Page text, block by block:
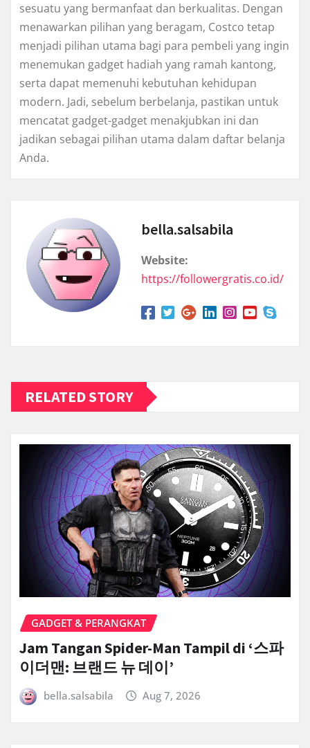
sesuatu yang bermanfaat dan berkualitas. Dengan
menawarkan pilihan yang beragam, Costco tetap
menjadi pilihan utama bagi para pembeli yang ingin
menemukan gadget hadiah yang ramah kantong,
serta dapat memenuhi kebutuhan kehidupan
modern. Jadi, sebelum berbelanja, pastikan untuk
mencatat gadget-gadget menakjubkan ini dan
jadikan sebagai pilihan utama dalam daftar belanja
Anda.
bella.salsabila
Website:
https://followergratis.co.id/
RELATED STORY
GADGET & PERANGKAT
Jam Tangan Spider-Man Tampil di ‘스파
이더맨: 브랜드 뉴 데이’
bella.salsabila Aug 7, 2026